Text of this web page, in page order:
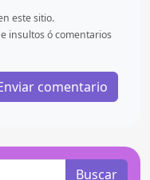
este sitio.
insultos ó comentarios
Buscar